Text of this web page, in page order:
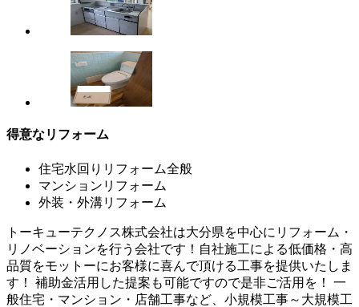
得意なリフォーム
住宅水回りリフォーム全般
マンションリフォーム
外装・外溝リフォーム
トーキューテクノス株式会社は大分県を中心にリフォーム・
リノベーションを行う会社です！自社施工による低価格・高
品質をモットーにお客様に喜んで頂ける工事を提供いたしま
す！ 補助金活用した提案も可能ですので是非ご活用を！ 一
般住宅・マンション・店舗工事など、小規模工事～大規模工